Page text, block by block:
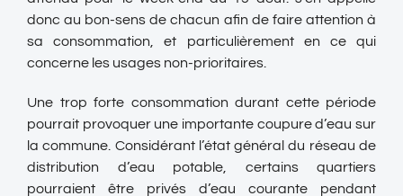
donc au bon-sens de chacun afin de faire attention à
sa consommation, et particulièrement en ce qui
concerne les usages non-prioritaires.
Une trop forte consommation durant cette période
pourrait provoquer une importante coupure d’eau sur
la commune. Considérant l’état général du réseau de
distribution d’eau potable, certains quartiers
pourraient être privés d’eau courante pendant